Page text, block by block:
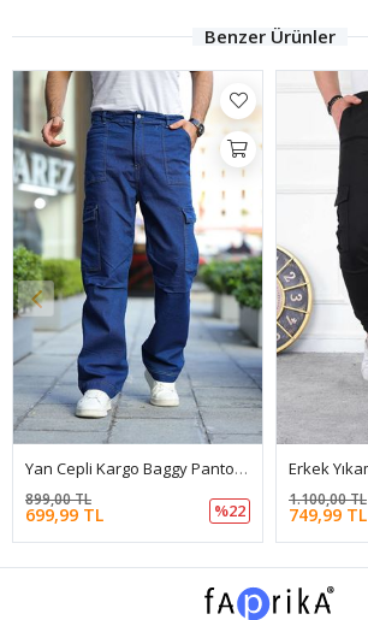
Benzer Ürünler
Yan Cepli Kargo Baggy Pantolon
699,99 TL
899,00 TL
%22 749,99 TL
1.100,00 TL